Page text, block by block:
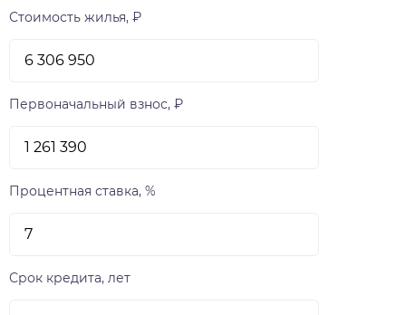
Стоимость жилья, ₽
Первоначальный взнос, ₽
Процентная ставка, %
Срок кредита, лет